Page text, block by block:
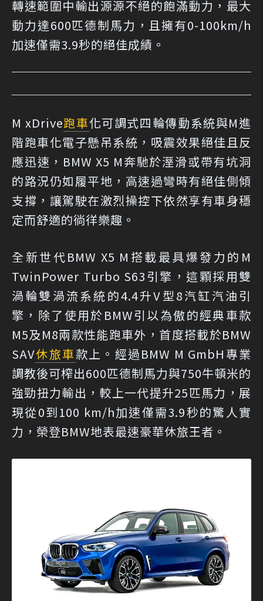
轉速範圍中輸出源源不絕的飽滿動力，最大
動力達600匹德制馬力，且擁有0-100km/h
加速僅需3.9秒的絕佳成績。
M xDrive跑車化可調式四輪傳動系統與M進
階跑車化電子懸吊系統，吸震效果絕佳且反
應迅速，BMW X5 M奔馳於溼滑或帶有坑洞
的路況仍如履平地，高速過彎時有絕佳側傾
支撐，讓駕駛在激烈操控下依然享有車身穩
定而舒適的徜徉樂趣。
全新世代BMW X5 M搭載最具爆發力的M
TwinPower Turbo S63引擎，這顆採用雙
渦輪雙渦流系統的4.4升V型8汽缸汽油引
擎，除了使用於BMW引以為傲的經典車款
M5及M8兩款性能跑車外，首度搭載於BMW
SAV休旅車款上。經過BMW M GmbH專業
調教後可榨出600匹德制馬力與750牛頓米的
強勁扭力輸出，較上一代提升25匹馬力，展
現從0到100 km/h加速僅需3.9秒的驚人實
力，榮登BMW地表最速豪華休旅王者。